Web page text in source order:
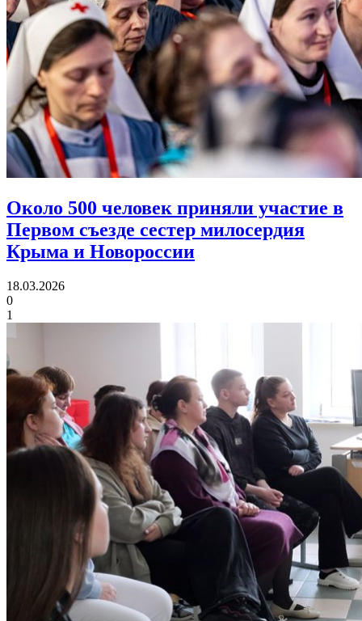
Около 500 человек приняли участие в
Первом съезде сестер милосердия
Крыма и Новороссии
18.03.2026
0
1